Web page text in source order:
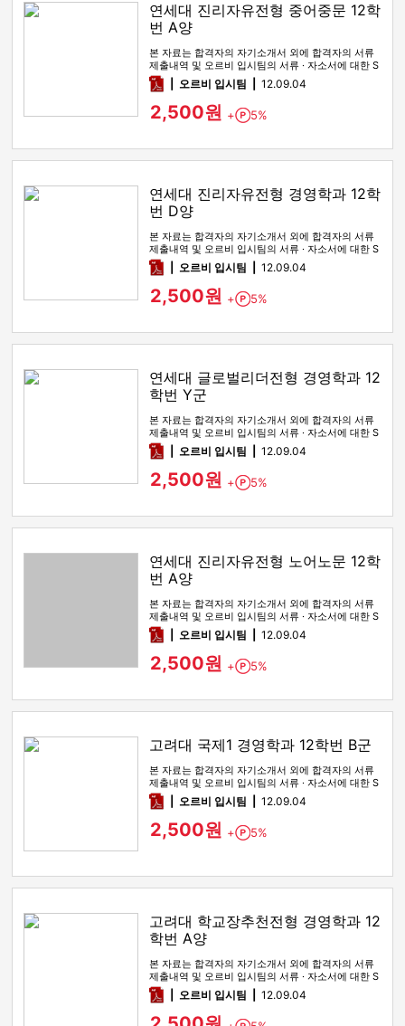
연세대 진리자유전형 중어중문 12학
번 A양
본 자료는 합격자의 자기소개서 외에 합격자의 서류
제출내역 및 오르비 입시팀의 서류 · 자소서에 대한 S
WOT 분석이 포함돼 …
pdf오르비 입시팀 12.09.04
2,500원 + Point
5%
연세대 진리자유전형 경영학과 12학
번 D양
본 자료는 합격자의 자기소개서 외에 합격자의 서류
제출내역 및 오르비 입시팀의 서류 · 자소서에 대한 S
WOT 분석이 포함돼 …
pdf오르비 입시팀 12.09.04
2,500원 + Point
5%
연세대 글로벌리더전형 경영학과 12
학번 Y군
본 자료는 합격자의 자기소개서 외에 합격자의 서류
제출내역 및 오르비 입시팀의 서류 · 자소서에 대한 S
WOT 분석이 포함돼 …
pdf오르비 입시팀 12.09.04
2,500원 + Point
5%
연세대 진리자유전형 노어노문 12학
번 A양
본 자료는 합격자의 자기소개서 외에 합격자의 서류
제출내역 및 오르비 입시팀의 서류 · 자소서에 대한 S
WOT 분석이 포함돼 …
pdf오르비 입시팀 12.09.04
2,500원 + Point
5%
고려대 국제1 경영학과 12학번 B군
본 자료는 합격자의 자기소개서 외에 합격자의 서류
제출내역 및 오르비 입시팀의 서류 · 자소서에 대한 S
WOT 분석이 포함돼 …
pdf오르비 입시팀 12.09.04
2,500원 + Point
5%
고려대 학교장추천전형 경영학과 12
학번 A양
본 자료는 합격자의 자기소개서 외에 합격자의 서류
제출내역 및 오르비 입시팀의 서류 · 자소서에 대한 S
WOT 분석이 포함돼 …
pdf오르비 입시팀 12.09.04